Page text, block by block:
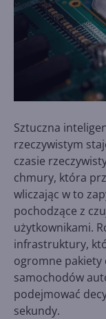
Sztuczna
rzeczywistym
czasie
chmury, która
wliczając w to
pochodzące z
użytkownikami.
infrastruktury,
ogromne pakiety
samochodów
podejmować
sekundy.